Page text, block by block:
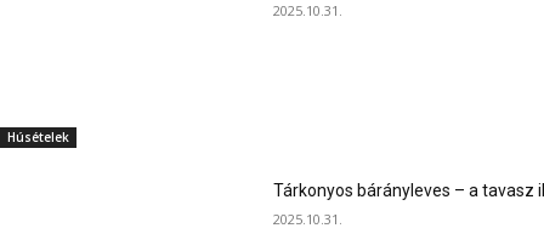
Húsételek
2025.10.31.
Tárkonyos bárányleves – a tavasz
2025.10.31.